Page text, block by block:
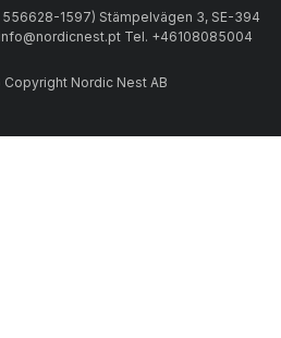
1597) Stämpelvägen 3, SE-394
Tel. +46108085004
Nordic Nest AB